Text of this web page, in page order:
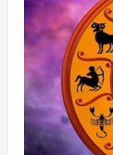
i
o
n